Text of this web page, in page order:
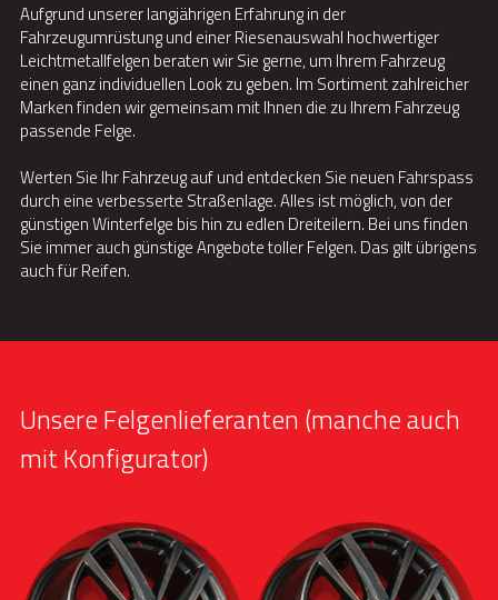
Aufgrund unserer langjährigen Erfahrung in der
Fahrzeugumrüstung und einer Riesenauswahl hochwertiger
Leichtmetallfelgen beraten wir Sie gerne, um Ihrem Fahrzeug
einen ganz individuellen Look zu geben. Im Sortiment zahlreicher
Marken finden wir gemeinsam mit Ihnen die zu Ihrem Fahrzeug
passende Felge.
Werten Sie Ihr Fahrzeug auf und entdecken Sie neuen Fahrspass
durch eine verbesserte Straßenlage. Alles ist möglich, von der
günstigen Winterfelge bis hin zu edlen Dreiteilern. Bei uns finden
Sie immer auch günstige Angebote toller Felgen. Das gilt übrigens
auch für Reifen.
Unsere Felgenlieferanten (manche auch
mit Konfigurator)